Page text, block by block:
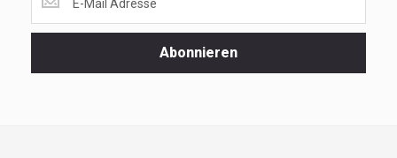
dir
unsere
Abonnieren